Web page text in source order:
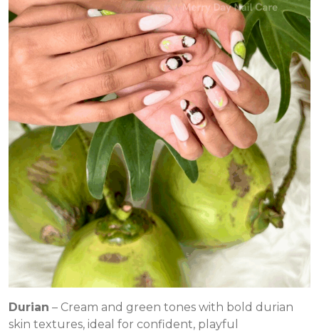
Durian – Cream and green tones with bold durian
skin textures, ideal for confident, playful